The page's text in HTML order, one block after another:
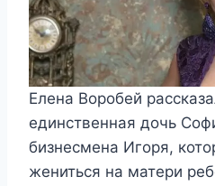
Елена Воробей
единственная дочь
бизнесмена Игоря,
жениться на матери